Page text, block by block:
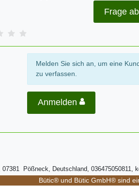
Frage
Melden Sie sich an, um eine
zu verfassen.
Anmelden
Pößneck, Deutschland, 036475050811,
Bütic® und Bütic GmbH® sind